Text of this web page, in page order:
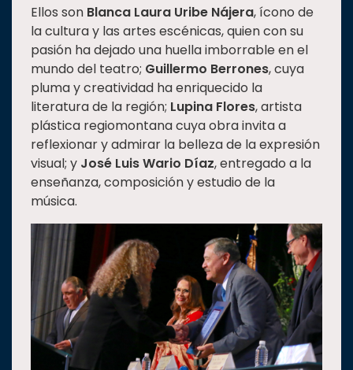
Rectoría
Investigación
Internacionalización
Responsabilidad
social
Vinculación
Historia
Universiada
Nacional
Ellos son Blanca Laura Uribe Nájera, ícono de
la cultura y las artes escénicas, quien con su
pasión ha dejado una huella imborrable en el
mundo del teatro; Guillermo Berrones, cuya
pluma y creatividad ha enriquecido la
literatura de la región; Lupina Flores, artista
plástica regiomontana cuya obra invita a
reflexionar y admirar la belleza de la expresión
visual; y José Luis Wario Díaz, entregado a la
enseñanza, composición y estudio de la
música.